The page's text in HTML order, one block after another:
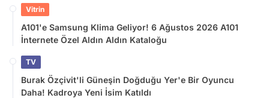
Vitrin
A101'e Samsung Klima Geliyor! 6 Ağustos 2026 A101
İnternete Özel Aldın Aldın Kataloğu
TV
Burak Özçivit'li Güneşin Doğduğu Yer'e Bir Oyuncu
Daha! Kadroya Yeni İsim Katıldı